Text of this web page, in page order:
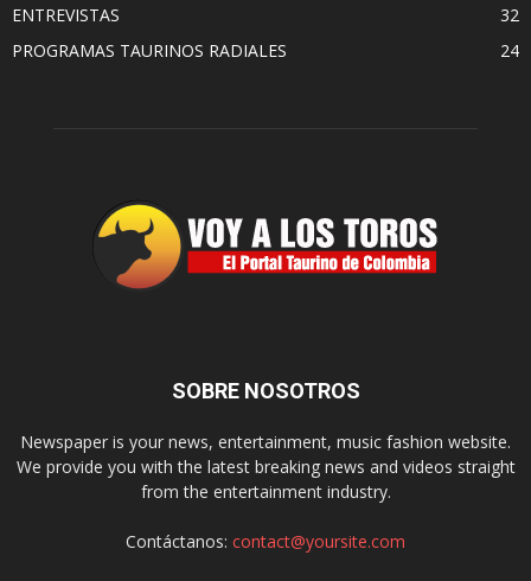
ENTREVISTAS
32
PROGRAMAS TAURINOS RADIALES
24
SOBRE NOSOTROS
Newspaper is your news, entertainment, music fashion website.
We provide you with the latest breaking news and videos straight
from the entertainment industry.
Contáctanos: contact@yoursite.com